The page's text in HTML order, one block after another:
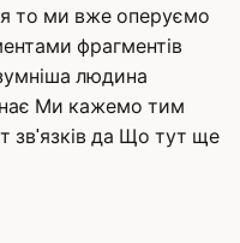
то ми вже оперуємо
фрагментів
людина
Ми кажемо тим
зв'язків да Що тут ще